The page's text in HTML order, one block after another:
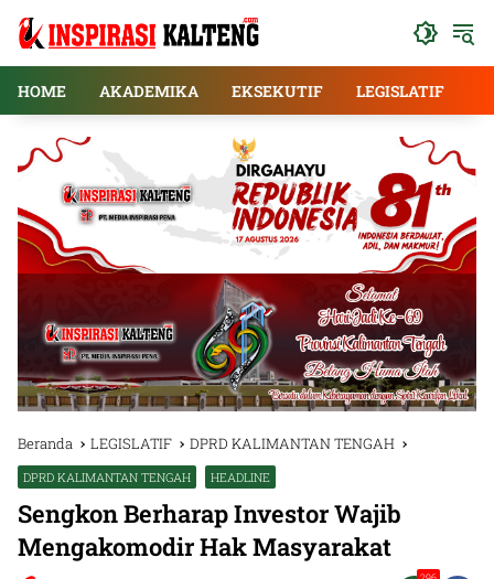
HOME
AKADEMIKA EKSEKUTIF LEGISLATIF
Beranda LEGISLATIF DPRD KALIMANTAN TENGAH
DPRD KALIMANTAN TENGAH HEADLINE
Sengkon Berharap Investor Wajib
Mengakomodir Hak Masyarakat